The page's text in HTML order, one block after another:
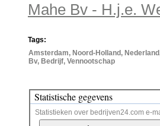
Mahe Bv - H.j.e.
Tags:
Amsterdam, Noord-Holland,
Bv, Bedrijf, Vennootschap
Statistische gegevens
Statistieken over bedrijven24.com e-